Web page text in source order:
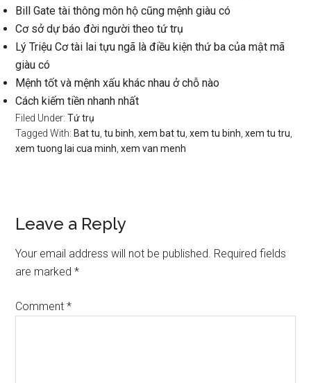
Bill Gate tài thông môn hộ cũng mệnh giàu có
Cơ sở dự báo đời người theo tứ trụ
Lý Triệu Cơ tài lai tựu ngã là điều kiện thứ ba của mật mã
giàu có
Mệnh tốt và mệnh xấu khác nhau ở chỗ nào
Cách kiếm tiền nhanh nhất
Filed Under:Tứ trụ
Tagged With: Bat tu ,tu binh ,xem bat tu ,xem tu binh ,xem tu tru
xem tuong lai cua minh ,xem van menh
Reader
Interactions
Leave a Reply
Your email address will not be published. Required fields
are marked*
Comment*